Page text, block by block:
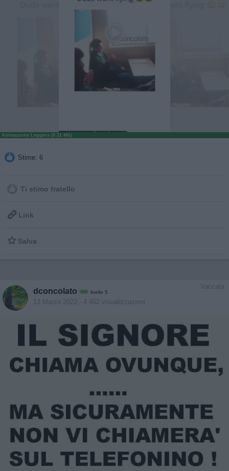
Animazione Leggera (0.31 Mb)
Stime: 6
Ti stimo fratello
 Link
 Salva
Vaccata
dconcolato livello 5
13 Marzo 2022 - 4.452 visualizzazioni